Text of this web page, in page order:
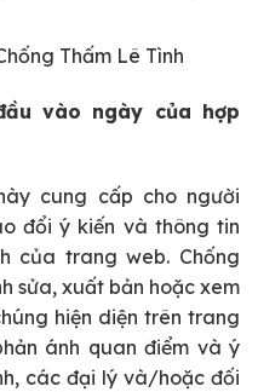
Thấm Lê Tình
vào ngày của hợp
cung cấp cho người
đổi ý kiến ​​và thông tin
của trang web. Chống
sửa, xuất bản hoặc xem
hiện diện trên trang
ánh quan điểm và ý
các đại lý và/hoặc đối